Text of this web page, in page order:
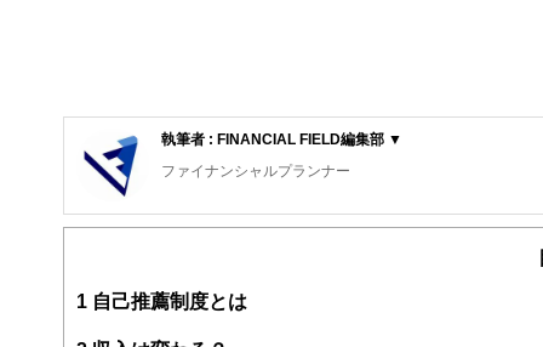
執筆者 : FINANCIAL FIELD編集部 ▼
ファイナンシャルプランナー
FinancialField編集部は、金融、経済に関する記事を、日
案から記事掲載まですべての工程に関わることで、読者目
FinancialFieldの特徴は、ファイナンシャルプランナー、
1 自己推薦制度とは